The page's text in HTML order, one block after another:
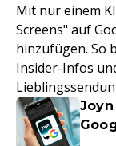
Mit nur einem
Screens" auf
hinzufügen. So
Insider-Infos